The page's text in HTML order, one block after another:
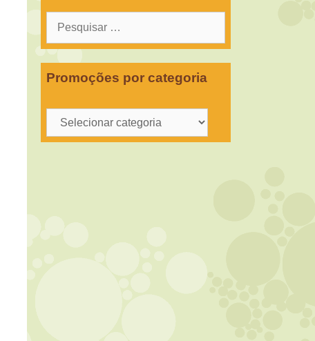
Pesquisar
Promoções por categoria
Promoções
por